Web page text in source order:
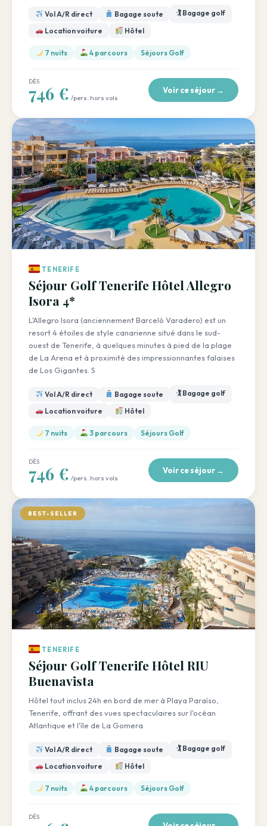
Vol A/R direct Bagage soute
🏌️ Bagage golf
Location voiture
Hôtel
7 nuits 4 parcours Séjours Golf
DÈS
746 € /pers. hors vols
Voir ce séjour →
TENERIFE
Séjour Golf Tenerife Hôtel Allegro
Isora 4*
L'Allegro Isora (anciennement Barceló Varadero) est un
resort 4 étoiles de style canarienne situé dans le sud-
ouest de Tenerife, à quelques minutes à pied de la plage
de La Arena et à proximité des impressionnantes falaises
de Los Gigantes. S
Vol A/R direct Bagage soute
🏌️ Bagage golf
Location voiture
Hôtel
7 nuits 3 parcours Séjours Golf
DÈS
746 € /pers. hors vols
Voir ce séjour →
BEST-SELLER
TENERIFE
Séjour Golf Tenerife Hôtel RIU
Buenavista
Hôtel tout inclus 24h en bord de mer à Playa Paraíso,
Tenerife, offrant des vues spectaculaires sur l'océan
Atlantique et l'île de La Gomera.
Vol A/R direct Bagage soute
🏌️ Bagage golf
Location voiture
Hôtel
7 nuits 4 parcours Séjours Golf
DÈS